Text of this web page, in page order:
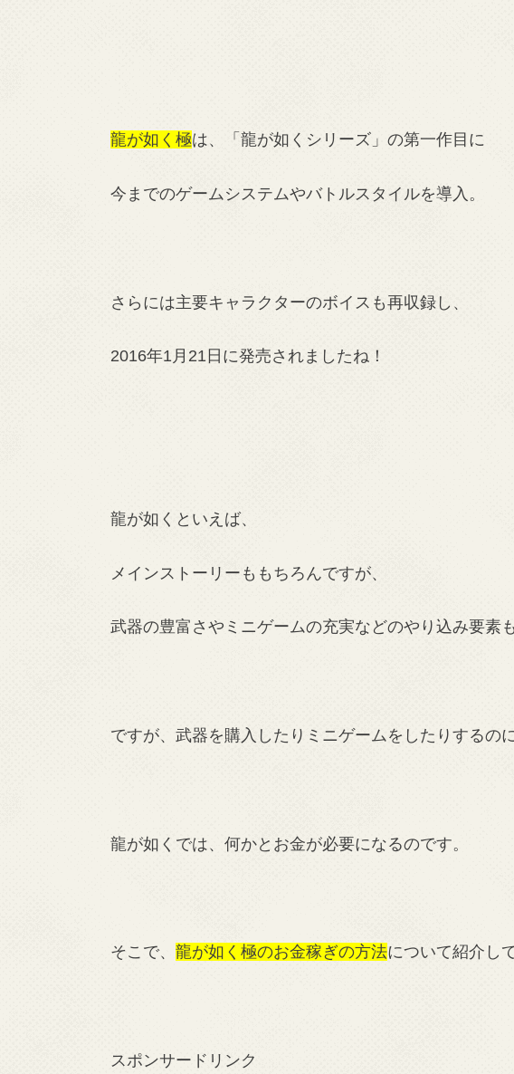
龍が如く極は、「龍が如くシリーズ」の第一作目に
今までのゲームシステムやバトルスタイルを導入。
さらには主要キャラクターのボイスも再収録し、
2016年1月21日に発売されましたね！
龍が如くといえば、
メインストーリーももちろんですが、
武器の豊富さやミニゲームの充実などのやり込み要素
ですが、武器を購入したりミニゲームをしたりするの
龍が如くでは、何かとお金が必要になるのです。
そこで、 龍が如く極のお金稼ぎの方法について紹介し
スポンサードリンク